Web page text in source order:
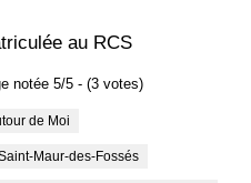
au RCS
notée 5/5 - (3 votes)
de Moi
Maur-des-Fossés